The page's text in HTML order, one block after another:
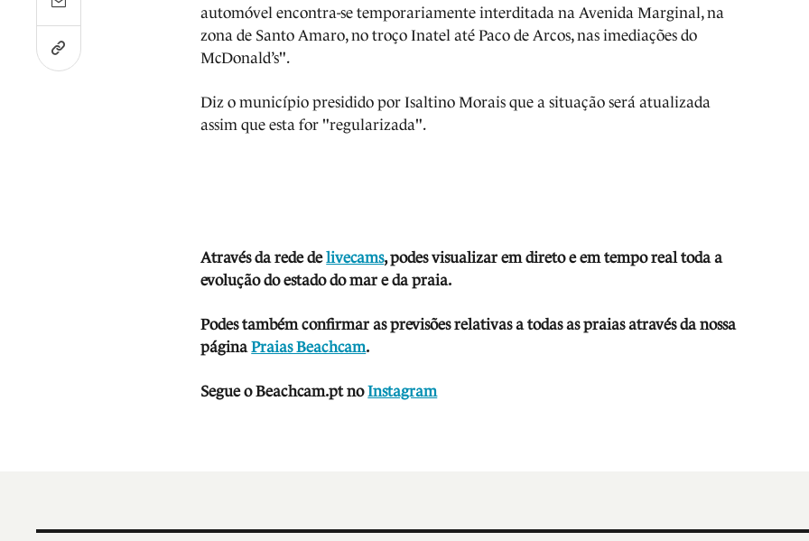
automóvel encontra-se temporariamente interditada na Avenida Marginal, na
zona de Santo Amaro, no troço Inatel até Paco de Arcos, nas imediações do
McDonald’s".
Diz o município presidido por Isaltino Morais que a situação será atualizada
assim que esta for "regularizada".
Através da rede delivecams, podes visualizar em direto e em tempo real toda a
evolução do estado do mar e da praia.
Podes também confirmar as previsões relativas a todas as praias através da nossa
páginaPraias Beachcam.
Segue o Beachcam.pt no Instagram